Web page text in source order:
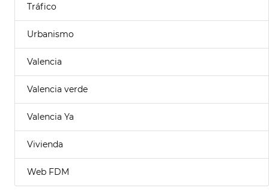
Tráfico
Urbanismo
Valencia
Valencia verde
Valencia Ya
Vivienda
Web FDM